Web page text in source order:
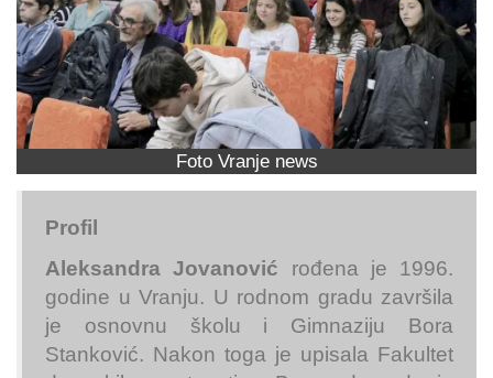
Foto Vranje news
Profil
Aleksandra Jovanović rođena je 1996.
godine u Vranju. U rodnom gradu završila
je osnovnu školu i Gimnaziju Bora
Stanković. Nakon toga je upisala Fakultet